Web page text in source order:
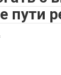
пути